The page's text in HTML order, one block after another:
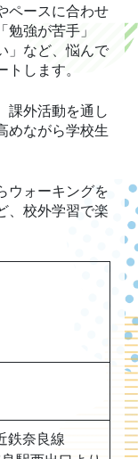
ペースに合わせ
強が苦手」
」など、悩んで
します。
課外活動を通し
めながら学校生
ウォーキングを
、校外学習で楽
鉄奈良線